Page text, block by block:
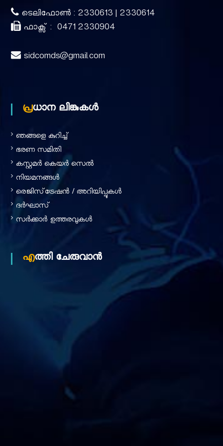
r
a
t
n
ടെലിഫോൺ : 2330613 | 2330614
ഫാക്സ് : 0471 2330904
sidcomds@gmail.com
പ്രധാന ലിങ്കുകൾ
ഞങ്ങളെ കുറിച്ച്‌
ഭരണ സമിതി
കസ്റ്റമർ കെയർ സെൽ
നിയമനങ്ങൾ
രെജിസ്‌ട്രേഷൻ / അറിയിപ്പുകൾ
ദര്‍ഘാസ്
സർക്കാർ ഉത്തരവുകൾ
എത്തി ചേരുവാൻ